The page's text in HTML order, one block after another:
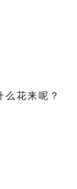
么花来呢？